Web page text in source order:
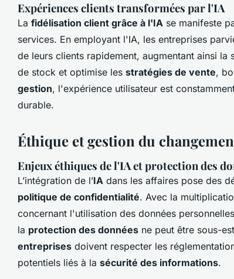
Expériences clients transformées par l'IA
La fidélisation client grâce à l'IA se manifeste
services. En employant l'IA, les entreprises
de leurs clients rapidement, augmentant ainsi la
de stock et optimise les stratégies de vente,
gestion, l'expérience utilisateur est
durable.
Éthique et gestion du
Enjeux éthiques de l'IA et protection des
L’intégration de l’IA dans les affaires pose des
politique de confidentialité. Avec la
concernant l'utilisation des données
la protection des données ne peut être sous-
entreprises doivent respecter les
potentiels liés à la sécurité des informations.